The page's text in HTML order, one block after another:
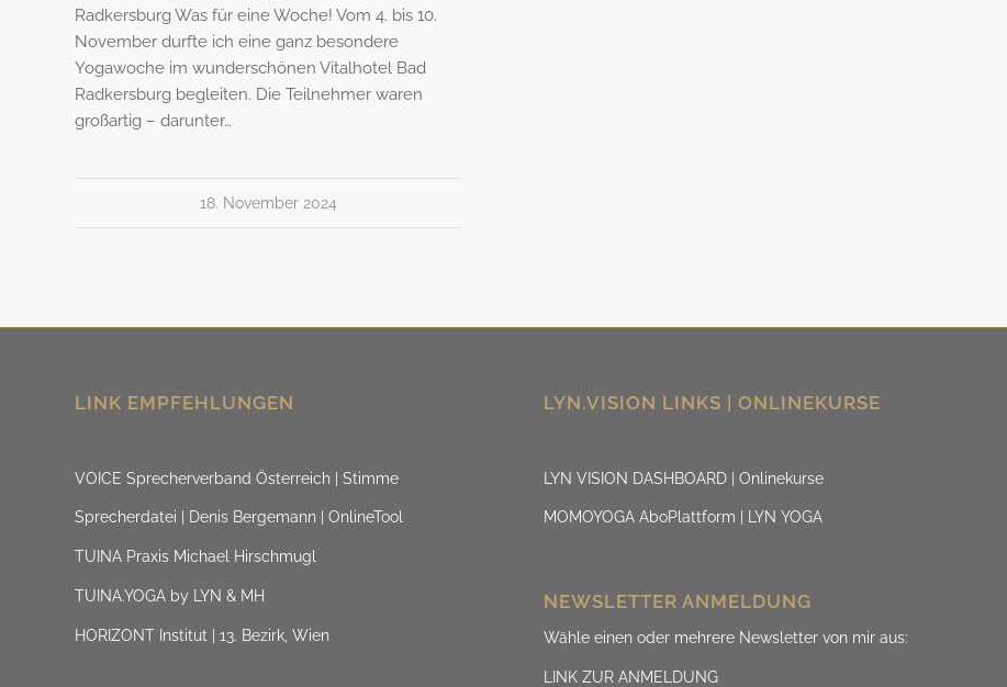
Radkersburg Was für eine Woche! Vom 4. bis 10.
November durfte ich eine ganz besondere
Yogawoche im wunderschönen Vitalhotel Bad
Radkersburg begleiten. Die Teilnehmer waren
großartig – darunter…
18. November 2024
LINK EMPFEHLUNGEN
VOICE Sprecherverband Österreich | Stimme
Sprecherdatei | Denis Bergemann | OnlineTool
TUINA Praxis Michael Hirschmugl
TUINA.YOGA by LYN & MH
HORIZONT Institut | 13. Bezirk, Wien
LYN.VISION LINKS | ONLINEKURSE
LYN VISION DASHBOARD | Onlinekurse
MOMOYOGA AboPlattform | LYN YOGA
NEWSLETTER ANMELDUNG
Wähle einen oder mehrere Newsletter von mir aus:
LINK ZUR ANMELDUNG